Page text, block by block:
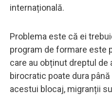
internațională.
Problema este că ei
program de formare este
care au obținut dreptul de
birocratic poate dura
acestui blocaj, migranții